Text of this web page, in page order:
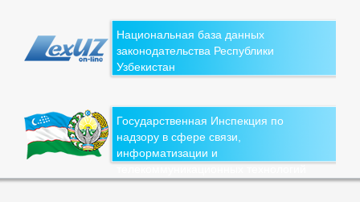
Национальная база данных
законодательства Республики
Узбекистан
Государственная Инспекция по
надзору в сфере связи,
информатизации и